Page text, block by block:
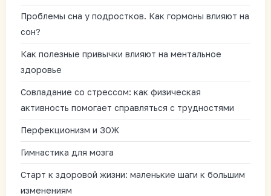
Проблемы сна у подростков. Как гормоны влияют на
сон?
Как полезные привычки влияют на ментальное
здоровье
Совладание со стрессом: как физическая
активность помогает справляться с трудностями
Перфекционизм и ЗОЖ
Гимнастика для мозга
Старт к здоровой жизни: маленькие шаги к большим
изменениям